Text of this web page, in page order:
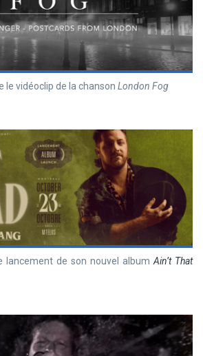
le vidéoclip de la chanson London Fog
lancement de son nouvel album Ain’t That